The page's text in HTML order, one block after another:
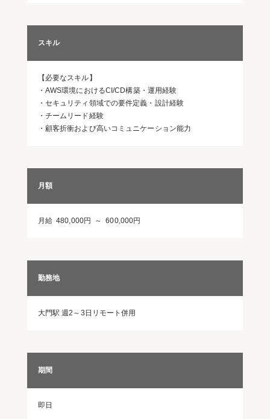
スキル
【必要なスキル】
・AWS環境におけるCI/CD構築・運用経験
・セキュリティ領域での要件定義・設計経験
・チームリード経験
・顧客折衝および高いコミュニケーション能力
月額
月給 480,000円 ～ 600,000円
勤務地
大門駅 週2～3日リモート併用
期間
即日